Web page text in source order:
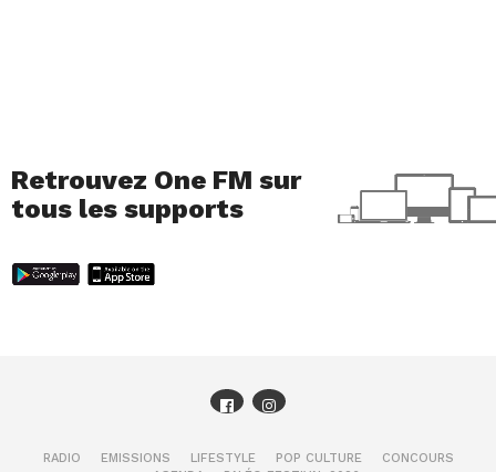
Retrouvez One FM sur
tous les supports
RADIO EMISSIONS LIFESTYLE POP CULTURE
CONCOURS